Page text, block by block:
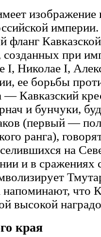
изображение
фланг
при
I, Николае I,
ее борьбы
— Кавказский
и бунчуки,
(первый —
ранга),
на
и в сражениях
что
высокой
края